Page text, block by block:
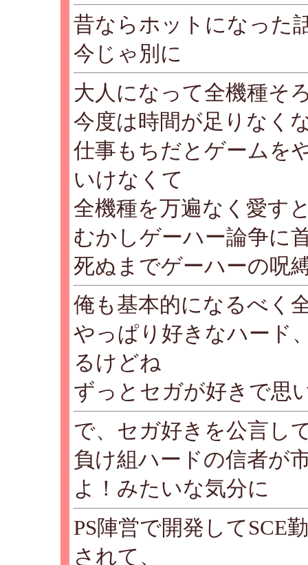
昔ならホットになった
今じゃ別に
大人になって全機種そ
今度は時間が足りなく
仕事もちだとゲームを
いけなくて
全機種を万遍なく愛す
むかしゲーハー論争に
死ぬまでゲーハーの呪
俺も基本的になるべく
やっぱり好きなハード
るけどね
ずっとセガが好きで思
で、セガ好きを公言し
負け組ハードの信者が
よ！みたいな気分に
PS陣営で開発してSCE
されて、